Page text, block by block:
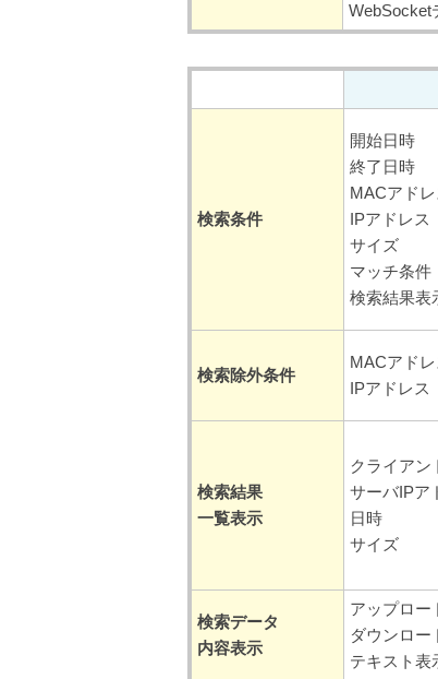
WebSocket
検索条件
開始日時
終了日時
MACアドレ
IPアドレス
サイズ
マッチ条件
検索結果表
検索除外条件
MACアドレ
IPアドレス
検索結果
一覧表示
クライアン
サーバIPア
日時
サイズ
検索データ
内容表示
アップロー
ダウンロー
テキスト表